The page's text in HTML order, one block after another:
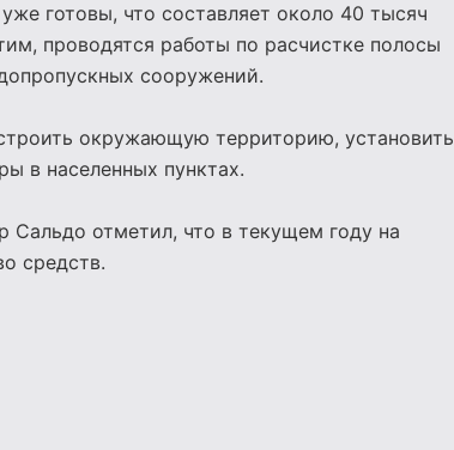
готовы, что составляет около 40 тысяч
проводятся работы по расчистке полосы
сооружений.
окружающую территорию, установить
в населенных пунктах.
Сальдо отметил, что в текущем году на
средств.